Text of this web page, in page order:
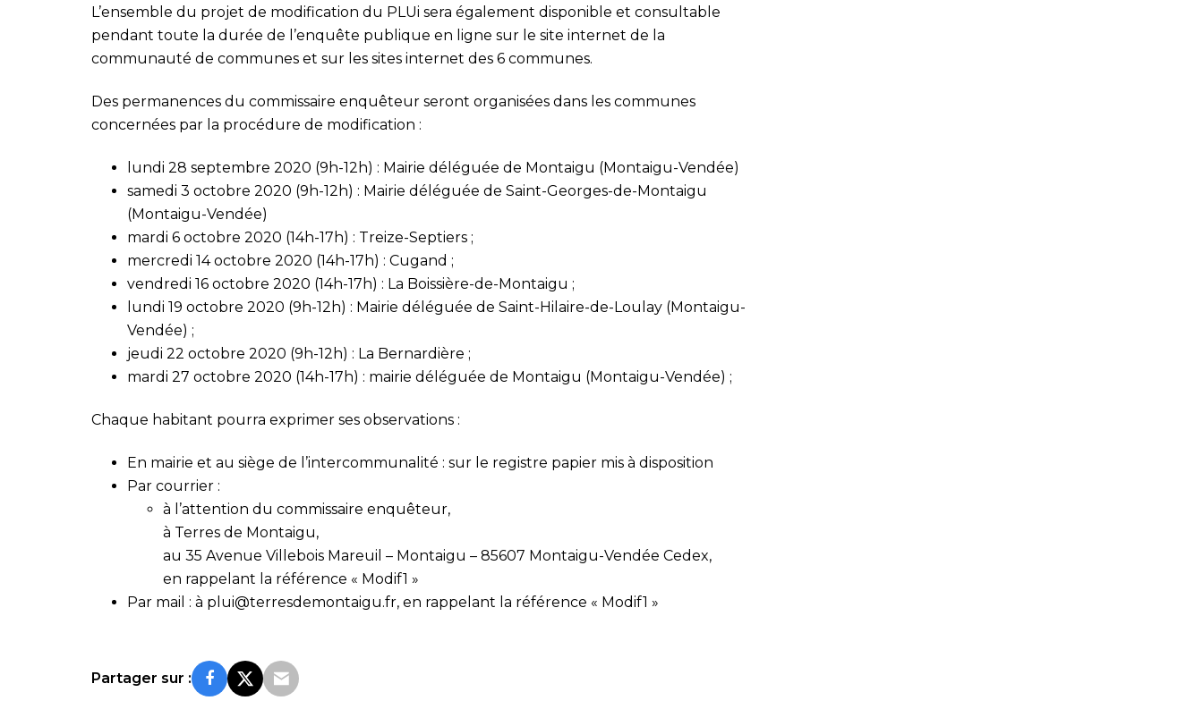
L’ensemble du projet de modification du PLUi sera également disponible et consultable
pendant toute la durée de l’enquête publique en ligne sur le site internet de la
communauté de communes et sur les sites internet des 6 communes.
Des permanences du commissaire enquêteur seront organisées dans les communes
concernées par la procédure de modification :
lundi 28 septembre 2020 (9h-12h) : Mairie déléguée de Montaigu (Montaigu-Vendée)
samedi 3 octobre 2020 (9h-12h) : Mairie déléguée de Saint-Georges-de-Montaigu
(Montaigu-Vendée)
mardi 6 octobre 2020 (14h-17h) : Treize-Septiers ;
mercredi 14 octobre 2020 (14h-17h) : Cugand ;
vendredi 16 octobre 2020 (14h-17h) : La Boissière-de-Montaigu ;
lundi 19 octobre 2020 (9h-12h) : Mairie déléguée de Saint-Hilaire-de-Loulay (Montaigu-
Vendée) ;
jeudi 22 octobre 2020 (9h-12h) : La Bernardière ;
mardi 27 octobre 2020 (14h-17h) : mairie déléguée de Montaigu (Montaigu-Vendée) ;
Chaque habitant pourra exprimer ses observations :
En mairie et au siège de l’intercommunalité : sur le registre papier mis à disposition
Par courrier :
à l’attention du commissaire enquêteur,
à Terres de Montaigu,
au 35 Avenue Villebois Mareuil – Montaigu – 85607 Montaigu-Vendée Cedex,
en rappelant la référence « Modif1 »
Par mail : à plui@terresdemontaigu.fr, en rappelant la référence « Modif1 »
Partager sur :